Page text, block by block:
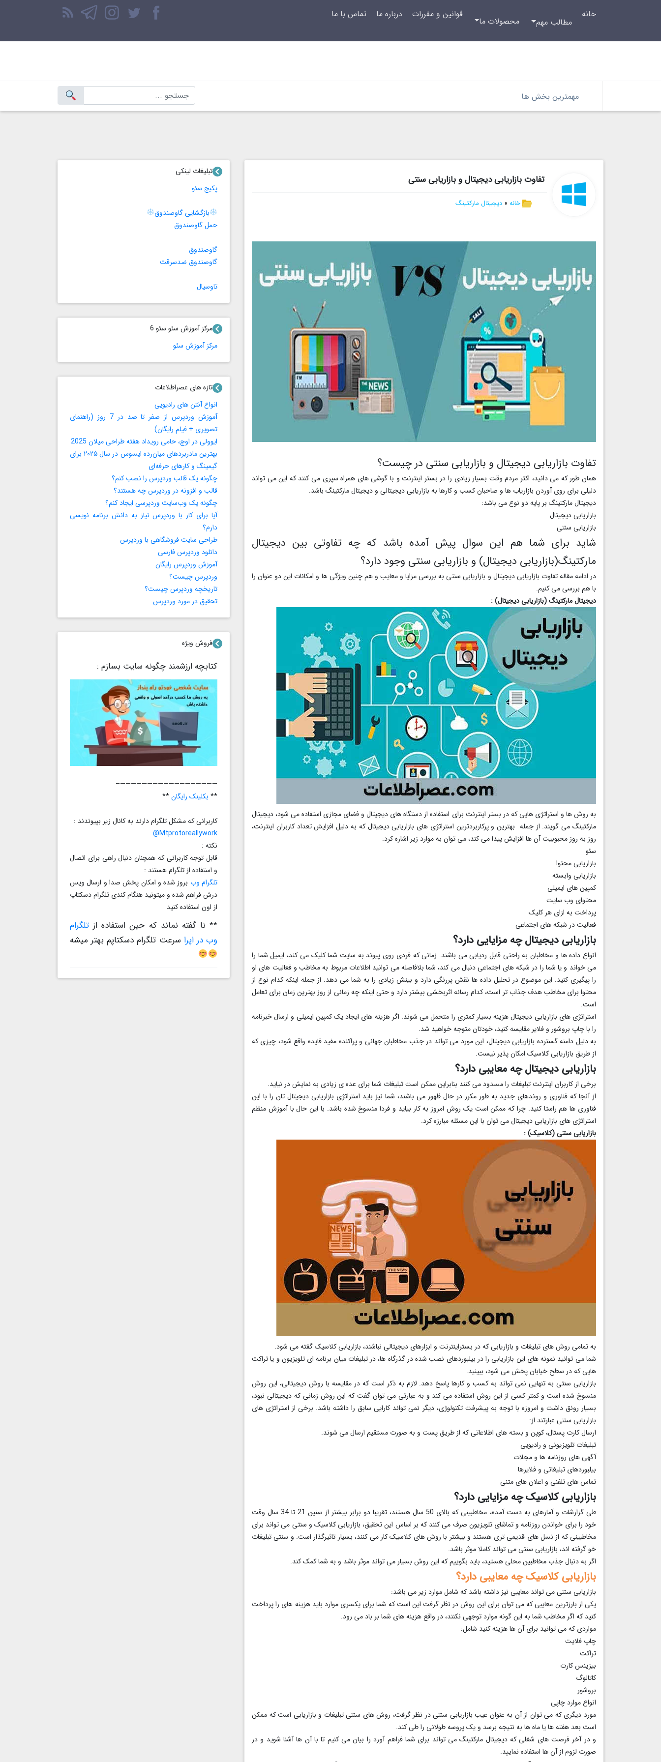
خانه
مطالب مهم محصولات ما
قوانین و مقررات درباره ما تماس با ما
مهمترین بخش ها
تفاوت بازاریابی دیجیتال و بازاریابی سنتی
خانه » دیجیتال مارکتینگ
تفاوت بازاریابی دیجیتال و بازاریابی سنتی در چیست؟
همان طور که می دانید، اکثر مردم وقت بسیار زیادی را در بستر اینترنت و با گوشی های همراه سپری می کنند که این می تواند
دلیلی برای روی آوردن بازاریاب ها و صاحبان کسب و کارها به بازاریابی دیجیتالی و دیجیتال مارکتینگ باشد.
دیجیتال مارکتینگ بر پایه دو نوع می باشد:
بازاریابی دیجیتال
بازاریابی سنتی
شاید برای شما هم این سوال پیش آمده باشد که چه تفاوتی بین دیجیتال
مارکتینگ(بازاریابی دیجیتال) و بازاریابی سنتی وجود دارد؟
در ادامه مقاله تفاوت بازاریابی دیجیتال و بازاریابی سنتی به بررسی مزایا و معایب و هم چنین ویژگی ها و امکانات این دو عنوان را
با هم بررسی می کنیم.
دیجیتال مارکتینگ (بازاریابی دیجیتال) :
به روش ها و استراتژی هایی که در بستر اینترنت برای استفاده از دستگاه های دیجیتال و فضای مجازی استفاده می شود، دیجیتال
مارکتینگ می گویند. از جمله بهترین و پرکاربردترین استراتژی های بازاریابی دیجیتال که به دلیل افزایش تعداد کاربران اینترنت،
روز به روز محبوبیت آن ها افزایش پیدا می کند، می توان به موارد زیر اشاره کرد:
سئو
بازاریابی محتوا
بازاریابی وابسته
کمپین های ایمیلی
محتوای وب سایت
پرداخت به ازای هر کلیک
فعالیت در شبکه های اجتماعی
بازاریابی دیجیتال چه مزایایی دارد؟
انواع داده ها و مخاطبان به راحتی قابل ردیابی می باشند. زمانی که فردی روی پیوند به سایت شما کلیک می کند، ایمیل شما را
می خواند و یا شما را در شبکه های اجتماعی دنبال می کند، شما بلافاصله می توانید اطلاعات مربوط به مخاطب و فعالیت های او
را پیگیری کنید. این موضوع در تحلیل داده ها نقش پررنگی دارد و بینش زیادی را به شما می دهد. از جمله اینکه کدام نوع از
محتوا برای مخاطب هدف جذاب تر است، کدام رسانه اثربخشی بیشتر دارد و حتی اینکه چه زمانی از روز بهترین زمان برای تعامل
است.
استراتژی های بازاریابی دیجیتال هزینه بسیار کمتری را متحمل می شوند. اگر هزینه های ایجاد یک کمپین ایمیلی و ارسال خبرنامه
را با چاپ بروشور و فلایر مقایسه کنید، خودتان متوجه خواهید شد.
به دلیل دامنه گسترده بازاریابی دیجیتال، این مورد می تواند در جذب مخاطبان جهانی و پراکنده مفید فایده واقع شود، چیزی که
از طریق بازاریابی کلاسیک امکان پذیر نیست.
بازاریابی دیجیتال چه معایبی دارد؟
برخی از کاربران اینترنت تبلیغات را مسدود می کنند بنابراین ممکن است تبلیغات شما برای عده ی زیادی به نمایش در نیاید.
از آنجا که فناوری و روندهای جدید به طور مکرر در حال ظهور می باشند، شما نیز باید استراتژی بازاریابی دیجیتال تان را با این
فناوری ها هم راستا کنید. چرا که ممکن است یک روش امروز به کار بیاید و فردا منسوخ شده باشد. با این حال با آموزش منظم
استراتژی های بازاریابی دیجیتال می توان با این مسئله مبارزه کرد.
بازاریابی سنتی (کلاسیک) :
به تمامی روش های تبلیغات و بازاریابی که در بستراینترنت و ابزارهای دیجیتالی نباشند، بازاریابی کلاسیک گفته می شود.
شما می توانید نمونه های این بازاریابی را در بیلبوردهای نصب شده در گذرگاه ها، در تبلیغات میان برنامه ای تلویزیون و یا تراکت
هایی که در سطح خیابان پخش می شود، ببینید.
بازاریابی سنتی به تنهایی نمی تواند به کسب و کارها پاسخ دهد. لازم به ذکر است که در مقایسه با روش دیجیتالی، این روش
منسوخ شده است و کمتر کسی از این روش استفاده می کند و به عبارتی می توان گفت که این روش زمانی که دیجیتالی نبود،
بسیار رونق داشت و امروزه با توجه به پیشرفت تکنولوژی، دیگر نمی تواند کارایی سابق را داشته باشد. برخی از استراتژی های
بازاریابی سنتی عبارتند از:
ارسال کارت پستال، کوپن و بسته های اطلاعاتی که از طریق پست و به صورت مستقیم ارسال می شوند.
تبلیغات تلویزیونی و رادیویی
آگهی های روزنامه ها و مجلات
بیلبوردهای تبلیغاتی و فلایرها
تماس های تلفنی و اعلان های متنی
بازاریابی کلاسیک چه مزایایی دارد؟
طی گزارشات و آمارهای به دست آمده، مخاطبینی که بالای 50 سال هستند، تقریبا دو برابر بیشتر از سنین 21 تا 34 سال وقت
خود را برای خواندن روزنامه و تماشای تلویزیون صرف می کنند که بر اساس این تحقیق، بازاریابی کلاسیک و سنتی می تواند برای
مخاطبینی که از نسل های قدیمی تری هستند و بیشتر با روش های کلاسیک کار می کنند، بسیار تاثیرگذار است. و سنتی تبلیغات
خو گرفته اند، بازاریابی سنتی می تواند کاملا موثر باشد.
اگر به دنبال جذب مخاطبین محلی هستید، باید بگوییم که این روش بسیار می تواند موثر باشد و به شما کمک کند.
بازاریابی کلاسیک چه معایبی دارد؟
بازاریابی سنتی می تواند معایبی نیز داشته باشد که شامل موارد زیر می باشد:
یکی از بارزترین معایبی که می توان برای این روش در نظر گرفت این است که شما برای یکسری موارد باید هزینه های را پرداخت
کنید که اگر مخاطب شما به این گونه موارد توجهی نکنند، در واقع هزینه های شما بر باد می رود.
مواردی که می توانید برای آن ها هزینه کنید شامل:
چاپ فلایت
تراکت
بیزینس کارت
کاتالوگ
بروشور
انواع موارد چاپی
مورد دیگری که می توان از آن به عنوان عیب بازاریابی سنتی در نظر گرفت، روش های سنتی تبلیغات و بازاریابی است که ممکن
است بعد هفته ها یا ماه ها به نتیجه برسد و یک پروسه طولانی را طی کند.
و در آخر فرصت های شغلی که دیجیتال مارکتینگ می تواند برای شما فراهم آورد را بیان می کنیم تا با آن ها آشنا شوید و در
صورت لزوم از آن ها استفاده نمایید.
تبلیغات لینکی
پکیج سئو
بازگشایی گاوصندوق
حمل گاوصندوق
گاوصندوق
گاوصندوق ضدسرقت
تاوسیال
مرکز آموزش سئو سئو 6
مرکز آموزش سئو
تازه های عصراطلاعات
انواع آنتن های رادیویی
آموزش وردپرس از صفر تا صد در 7 روز (راهنمای
تصویری + فیلم رایگان)
ایوولی در اوج، حامی رویداد هفته طراحی میلان 2025
بهترین مادربردهای میان‌رده ایسوس در سال ۲۰۲۵ برای
گیمینگ و کارهای حرفه‌ای
چگونه یک قالب وردپرس را نصب کنم؟
قالب و افزونه در وردپرس چه هستند؟
چگونه یک وب‌سایت وردپرسی ایجاد کنم؟
آیا برای کار با وردپرس نیاز به دانش برنامه‌ نویسی
دارم؟
طراحی سایت فروشگاهی با وردپرس
دانلود وردپرس فارسی
آموزش وردپرس رایگان
وردپرس چیست؟
تاریخچه وردپرس چیست؟
تحقیق در مورد وردپرس
فروش ویژه
کتابچه ارزشمند چگونه سایت بسازم :
——————————————————–
** بکلینک رایگان**
کاربرانی که مشکل تلگرام دارند به کانال زیر بپیوندند :
Mtprotoreallywork@
نکته :
قابل توجه کاربرانی که همچنان دنبال راهی برای اتصال
و استفاده از تلگرام هستند :
تلگرام وب بروز شده و امکان پخش صدا و ارسال ویس
درش فراهم شده و میتونید هنگام کندی تلگرام دسکتاپ
از اون استفاده کنید
** نا گفته نماند که حین استفاده از تلگرام
وب در اپرا سرعت تلگرام دسکتاپم بهتر میشه